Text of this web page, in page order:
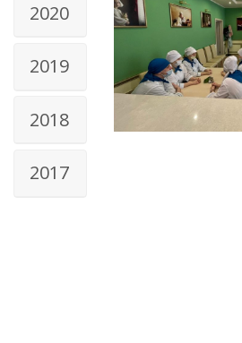
2020
2019
2018
2017